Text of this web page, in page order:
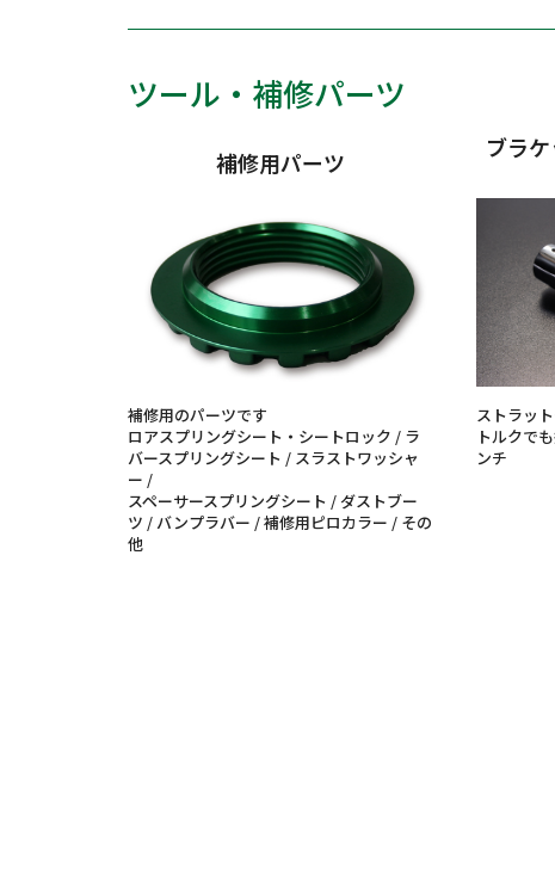
ツール・補修パーツ
補修用パーツ
補修用のパーツです
ロアスプリングシート・シートロック / ラ
バースプリングシート / スラストワッシャ
ー /
スペーサースプリングシート / ダストブー
ツ / バンプラバー / 補修用ピロカラー / その
他
ブラ
ストラッ
トルクで
ンチ